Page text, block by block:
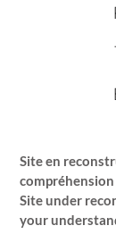
Site en
compréhension
Site under
your